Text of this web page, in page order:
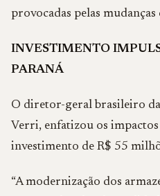
provocadas pelas mudanças
INVESTIMENTO
PARANÁ
O diretor-geral brasileiro
Verri, enfatizou os
investimento de R$ 55
“A modernização dos